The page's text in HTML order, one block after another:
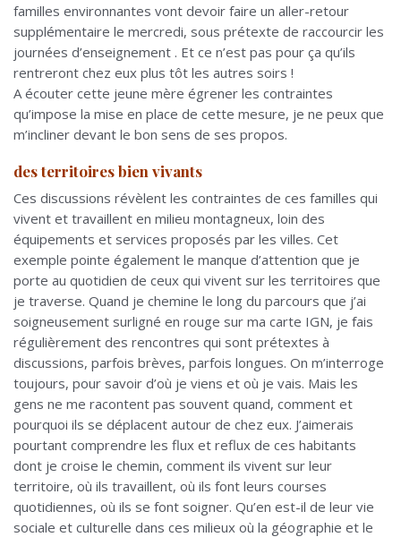
familles environnantes vont devoir faire un aller-retour
supplémentaire le mercredi, sous prétexte de raccourcir les
journées d’enseignement . Et ce n’est pas pour ça qu’ils
rentreront chez eux plus tôt les autres soirs !
A écouter cette jeune mère égrener les contraintes
qu’impose la mise en place de cette mesure, je ne peux que
m’incliner devant le bon sens de ses propos.
des territoires bien vivants
Ces discussions révèlent les contraintes de ces familles qui
vivent et travaillent en milieu montagneux, loin des
équipements et services proposés par les villes. Cet
exemple pointe également le manque d’attention que je
porte au quotidien de ceux qui vivent sur les territoires que
je traverse. Quand je chemine le long du parcours que j’ai
soigneusement surligné en rouge sur ma carte IGN, je fais
régulièrement des rencontres qui sont prétextes à
discussions, parfois brèves, parfois longues. On m’interroge
toujours, pour savoir d’où je viens et où je vais. Mais les
gens ne me racontent pas souvent quand, comment et
pourquoi ils se déplacent autour de chez eux. J’aimerais
pourtant comprendre les flux et reflux de ces habitants
dont je croise le chemin, comment ils vivent sur leur
territoire, où ils travaillent, où ils font leurs courses
quotidiennes, où ils se font soigner. Qu’en est-il de leur vie
sociale et culturelle dans ces milieux où la géographie et le